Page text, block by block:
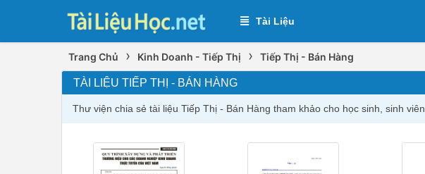
Tài Liệu
Trang Chủ › Kinh Doanh - Tiếp Thị › Tiếp Thị - Bán Hàng
TÀI LIỆU TIẾP THỊ - BÁN HÀNG
Thư viện chia sẻ tài liệu Tiếp Thị - Bán Hàng tham khảo cho học sinh, sinh viên